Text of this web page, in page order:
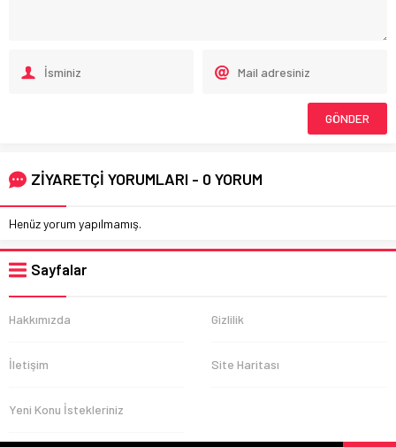
ZİYARETÇİ YORUMLARI - 0 YORUM
Henüz yorum yapılmamış.
Sayfalar
Hakkımızda Gizlilik
İletişim Site Haritası
Yeni Konu İstekleriniz